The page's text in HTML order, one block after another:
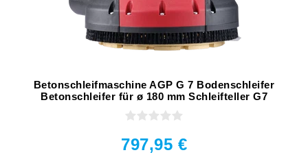
Betonschleifmaschine AGP G 7 Bodenschleifer
Betonschleifer für ø 180 mm Schleifteller G7
797,95 €